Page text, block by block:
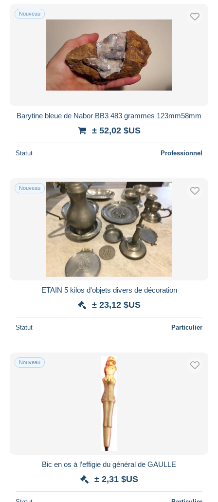
Uniquement en réduction
Méthodes de paiement
PayPal
Virement bancaire
Visa
Bancontact
Tout désélectionner
Monde entier
Appliquer
Nouveau
Barytine bleue de Nabor BB3 483 grammes 123mm58mm
± 52,02 $US
Statut Professionnel
Nouveau
ETAIN 5 kilos d'objets divers de décoration
± 23,12 $US
Statut Particulier
Nouveau
Bic en os à l’effigie du général de GAULLE
± 2,31 $US